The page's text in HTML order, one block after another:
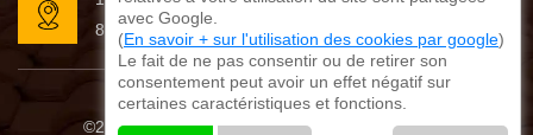
87270 Couzeix
©2025 - 2026 Tout droit réservé Mentions légales
avec Google.
(En savoir + sur l'utilisation des cookies par google)
Le fait de ne pas consentir ou de retirer son
consentement peut avoir un effet négatif sur
certaines caractéristiques et fonctions.